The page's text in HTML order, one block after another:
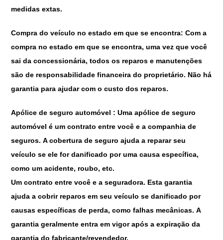
medidas extas.
Compra do veículo no estado em que se encontra: Com a
compra no estado em que se encontra, uma vez que você
sai da concessionária, todos os reparos e manutenções
são de responsabilidade financeira do proprietário. Não há
garantia para ajudar com o custo dos reparos.
Apólice de seguro automóvel : Uma apólice de seguro
automóvel é um contrato entre você e a companhia de
seguros. A cobertura de seguro ajuda a reparar seu
veículo se ele for danificado por uma causa específica,
como um acidente, roubo, etc.
Um contrato entre você e a seguradora. Esta garantia
ajuda a cobrir reparos em seu veículo se danificado por
causas específicas de perda, como falhas mecânicas. A
garantia geralmente entra em vigor após a expiração da
garantia do fabricante/revendedor.